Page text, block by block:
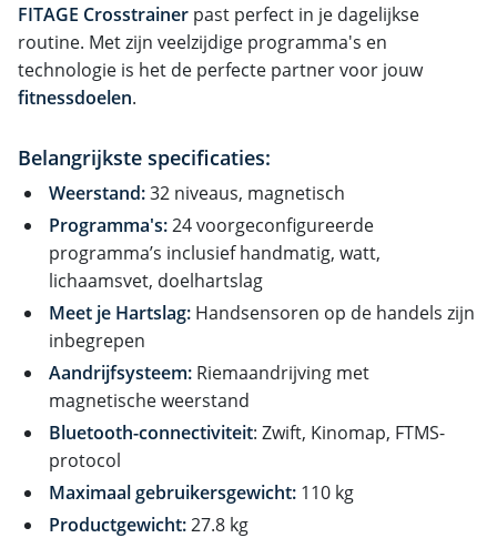
FITAGE Crosstrainer past perfect in je dagelijkse
routine. Met zijn veelzijdige programma's en
technologie is het de perfecte partner voor jouw
fitnessdoelen.
Belangrijkste specificaties:
Weerstand:32 niveaus, magnetisch
Programma's:24 voorgeconfigureerde
programma’s inclusief handmatig, watt,
lichaamsvet, doelhartslag
Meet je Hartslag: Handsensoren op de handels zijn
inbegrepen
Aandrijfsysteem: Riemaandrijving met
magnetische weerstand
Bluetooth-connectiviteit: Zwift, Kinomap, FTMS-
protocol
Maximaal gebruikersgewicht: 110 kg
Productgewicht:27.8 kg